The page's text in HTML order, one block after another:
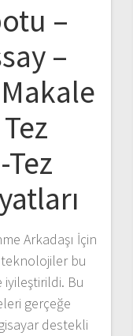
–
–
Tez
Arkadaşı İçin
teknolojiler bu
Bu
gerçeğe
destekli